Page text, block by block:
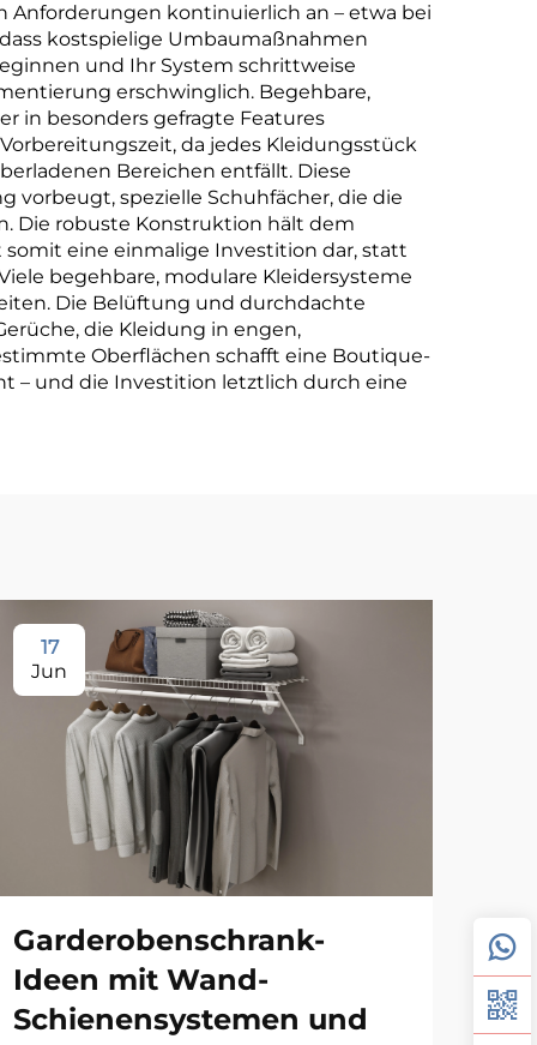
Anforderungen kontinuierlich an – etwa bei
kostspielige Umbaumaßnahmen
und Ihr System schrittweise
erschwinglich. Begehbare,
in besonders gefragte Features
da jedes Kleidungsstück
Bereichen entfällt. Diese
vorbeugt, spezielle Schuhfächer, die die
Die robuste Konstruktion hält dem
eine einmalige Investition dar, statt
begehbare, modulare Kleidersysteme
Die Belüftung und durchdachte
die Kleidung in engen,
Oberflächen schafft eine Boutique-
– und die Investition letztlich durch eine
17
Jun
Garderobenschrank-
Ideen mit Wand-
Schienensystemen und